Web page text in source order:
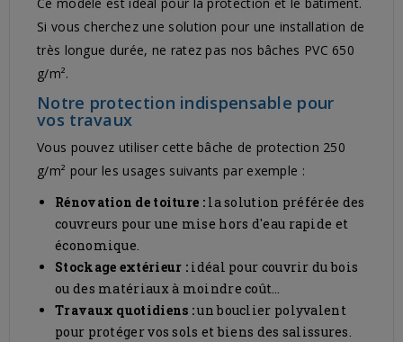
Si vous cherchez une solution pour une installation de
très longue durée, ne ratez pas nos bâches PVC 650
g/m².
Notre protection indispensable pour
vos travaux
Vous pouvez utiliser cette bâche de protection 250
g/m² pour les usages suivants par exemple :
Rénovation de toiture :la solution préférée des
couvreurs pour une mise hors d'eau rapide et
économique.
Stockage extérieur : idéal pour couvrir du bois
ou des matériaux à moindre coût…
Travaux quotidiens :un bouclier polyvalent
pour protéger vos sols et biens des salissures.